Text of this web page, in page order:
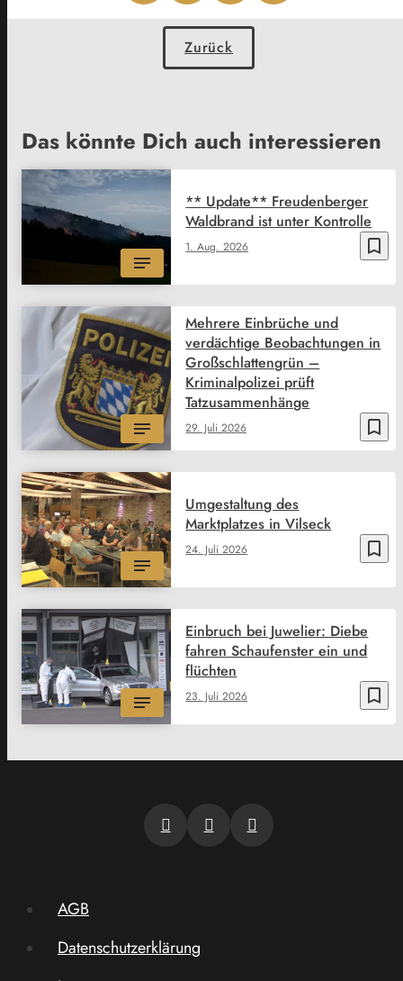
Zurück
Das könnte Dich auch interessieren
bookmark_border
1. Aug. 2026
** Update** Freudenberger
Waldbrand ist unter Kontrolle
bookmark_border
29. Juli 2026
Mehrere Einbrüche und
verdächtige Beobachtungen in
Großschlattengrün –
Kriminalpolizei prüft
Tatzusammenhänge
bookmark_border
24. Juli 2026
Umgestaltung des
Marktplatzes in Vilseck
bookmark_border
23. Juli 2026
Einbruch bei Juwelier: Diebe
fahren Schaufenster ein und
flüchten
AGB
Datenschutzerklärung